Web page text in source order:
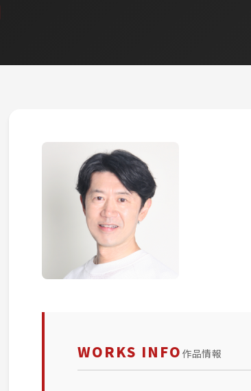
WORKS INFO 作品情報